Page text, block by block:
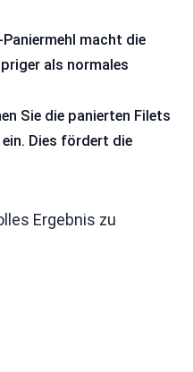
macht die
als normales
Sie die panierten Filets
Dies fördert die
Ergebnis zu